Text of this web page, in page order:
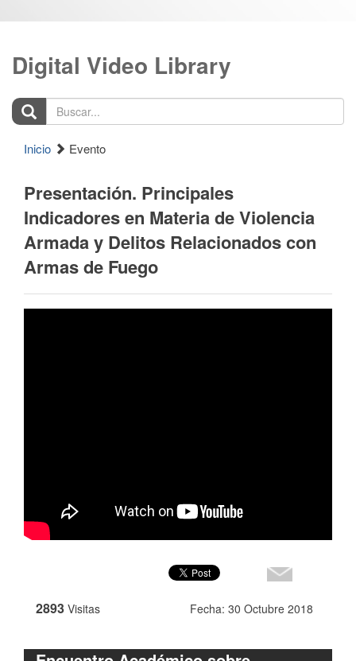
Digital Video Library
Buscar...
Inicio Evento
Presentación. Principales
Indicadores en Materia de Violencia
Armada y Delitos Relacionados con
Armas de Fuego
2893 Visitas Fecha: 30 Octubre 2018